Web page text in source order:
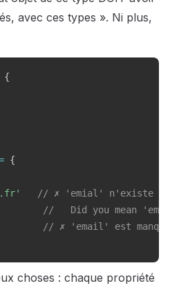
avec ces types ». Ni plus,
{
{
// ✗ 'emial' n'existe
//   Did you mean
// ✗ 'email' est
choses : chaque propriété